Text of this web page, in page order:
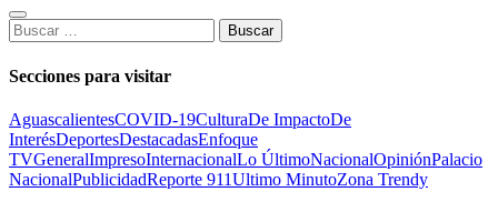
Buscar:
Secciones para visitar
AguascalientesCOVID-19CulturaDe ImpactoDe
InterésDeportesDestacadasEnfoque
TVGeneralImpresoInternacionalLo ÚltimoNacionalOpiniónPalacio
NacionalPublicidadReporte 911Ultimo MinutoZona Trendy